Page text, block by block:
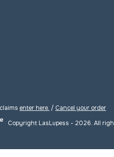
enter here. / Cancel your order
Copyright LasLupess - 2026. All